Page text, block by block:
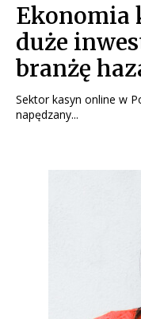
Ekonomia
duże
branżę
Sektor kasyn online w
napędzany...